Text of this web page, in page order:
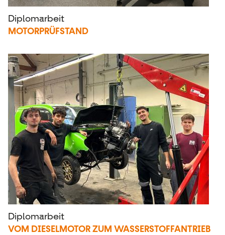
Diplomarbeit
MOTORPRÜFSTAND
Diplomarbeit
VOM DIESELMOTOR ZUM WASSERSTOFFANTRIEB